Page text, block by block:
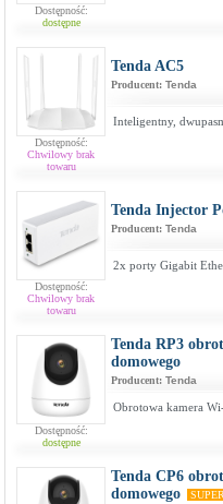
Dostępność:
dostępne
Dostępność:
Chwilowy brak
towaru
Tenda AC5
Producent: Tenda
Inteligentny,
Dostępność:
Chwilowy brak
towaru
Tenda Injector
Producent: Tenda
2x porty Gigabit
Dostępność:
dostępne
Tenda RP3
domowego
Producent: Tenda
Obrotowa kamera
Tenda CP6
domowego